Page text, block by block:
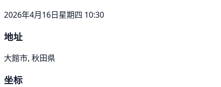
2026年4月16日星期四 10:30
地址
大館市, 秋田県
坐标